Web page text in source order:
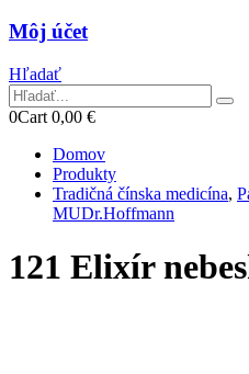
Môj účet
Hľadať
0Cart 0,00 €
Domov
Produkty
Tradičná čínska medicína,
MUDr.Hoffmann
121 Elixír